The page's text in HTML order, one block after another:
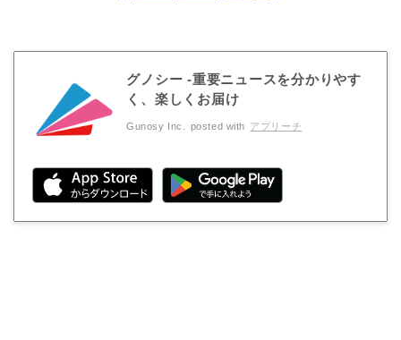
グノシー -重要ニュースを分かりやす
く、楽しくお届け
Gunosy Inc. posted with アプリーチ